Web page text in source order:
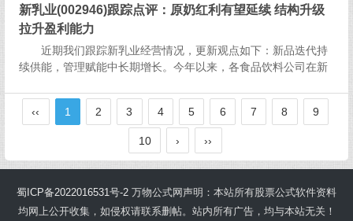
入“买全...
新乳业(002946)跟踪点评：原奶红利有望延续 结构升级
拉升盈利能力
近期我们跟踪新乳业经营情况，更新观点如下：新品迭代持
续供能，管理赋能中长期增长。今年以来，各食品饮料公司在新
新能力突出，有望拉动业绩增长提速，带来新增量。1）激励考核
层面，新品贡...
‹‹ 1 2 3 4 5 6 7 8 9
10 › ››
蜀ICP备2022016531号-2 万物公式网声明：本站所有股票公式软件资料
均网上公开收集，如侵权请联系删帖。站内所有广告，均与本站无关！